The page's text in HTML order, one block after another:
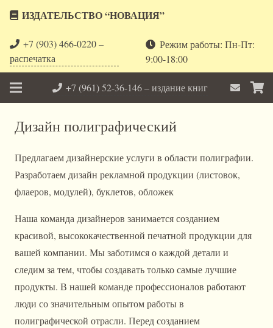
ИЗДАТЕЛЬСТВО “НОВАЦИЯ”
+7 (903) 466-0220 –
распечатка
Режим работы: Пн-Пт:
9:00-18:00
+7 (961) 52-36-146 – издание книг
Дизайн полиграфический
Предлагаем дизайнерские услуги в области полиграфии.
Разработаем дизайн рекламной продукции (листовок,
флаеров, модулей), буклетов, обложек
Наша команда дизайнеров занимается созданием
красивой, высококачественной печатной продукции для
вашей компании. Мы заботимся о каждой детали и
следим за тем, чтобы создавать только самые лучшие
продукты. В нашей команде профессионалов работают
люди со значительным опытом работы в
полиграфической отрасли. Перед созданием